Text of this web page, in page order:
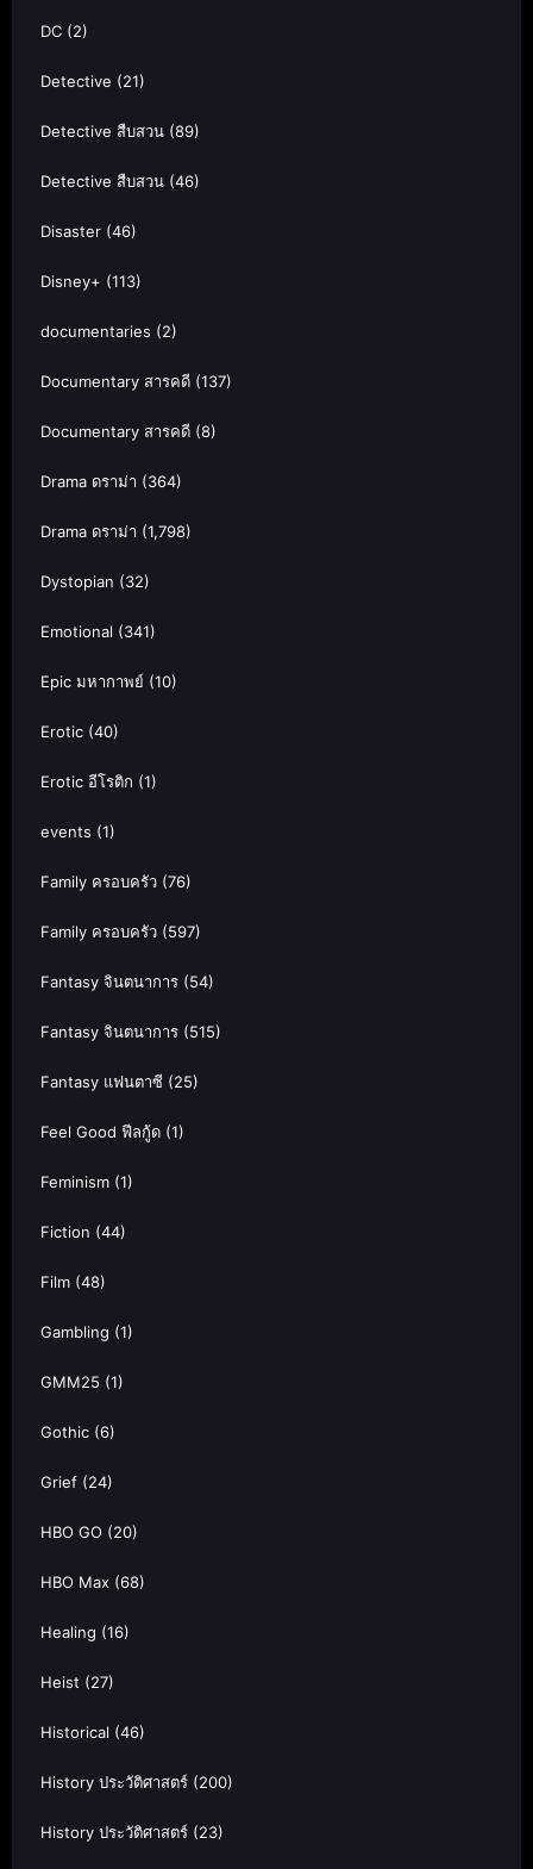
DC (2)
Detective (21)
Detective สืบสวน (89)
Detective สืบสวน (46)
Disaster (46)
Disney+ (113)
documentaries (2)
Documentary สารคดี (137)
Documentary สารคดี (8)
Drama ดราม่า (364)
Drama ดราม่า (1,798)
Dystopian (32)
Emotional (341)
Epic มหากาพย์ (10)
Erotic (40)
Erotic อีโรติก (1)
events (1)
Family ครอบครัว (76)
Family ครอบครัว (597)
Fantasy จินตนาการ (54)
Fantasy จินตนาการ (515)
Fantasy แฟนตาซี (25)
Feel Good ฟีลกู้ด (1)
Feminism (1)
Fiction (44)
Film (48)
Gambling (1)
GMM25 (1)
Gothic (6)
Grief (24)
HBO GO (20)
HBO Max (68)
Healing (16)
Heist (27)
Historical (46)
History ประวัติศาสตร์ (200)
History ประวัติศาสตร์ (23)